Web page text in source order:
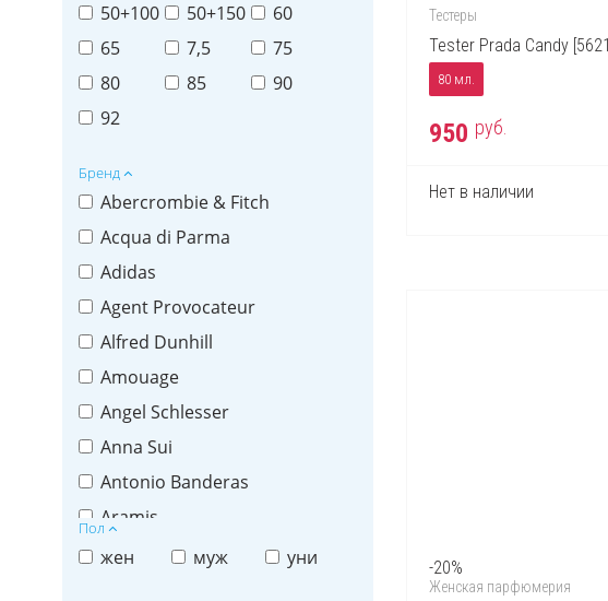
50+100
50+150
60
65
7,5
75
80
85
90
92
Бренд
Abercrombie & Fitch
Acqua di Parma
Adidas
Agent Provocateur
Alfred Dunhill
Amouage
Angel Schlesser
Anna Sui
Antonio Banderas
Aramis
Armand Basi
Пол
жен муж уни
Тестеры
Tester Prada Candy [5621]
80 мл.
950 руб.
Нет в наличии
-20%
Женская парфюмерия